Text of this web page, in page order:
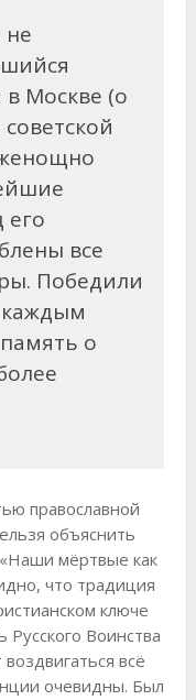
не
Москве (о
его
все
Победили
каждым
о
православной
объяснить
мёртвые как
что традиция
ключе
Русского Воинства
всё
очевидны. Был